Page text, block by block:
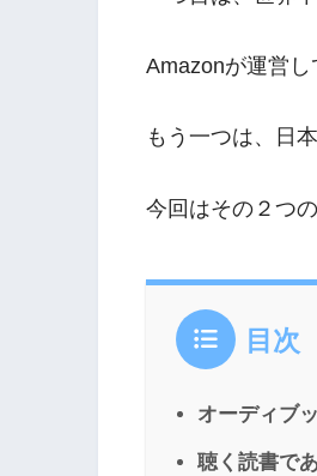
Amazonが運営
もう一つは、日
今回はその２つ
目次
オーディブ
聴く読書で